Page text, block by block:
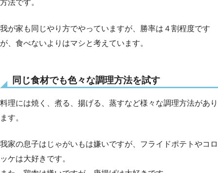
方法です。
我が家も同じやり方でやっていますが、勝率は４割程度です
が、食べないよりはマシと考えています。
同じ食材でも色々な調理方法を試す
料理には焼く、煮る、揚げる、蒸すなど様々な調理方法があり
ます。
我家の息子はじゃがいもは嫌いですが、フライドポテトやコロ
ッケは大好きです。